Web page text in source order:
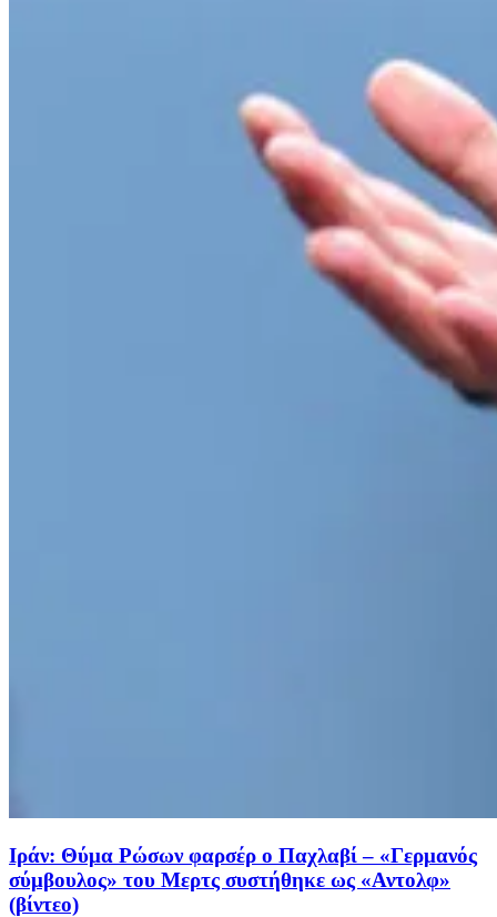
Iράν: Θύμα Ρώσων φαρσέρ ο Παχλαβί – «Γερμανός
σύμβουλος» του Μερτς συστήθηκε ως «Αντολφ»
(βίντεο)